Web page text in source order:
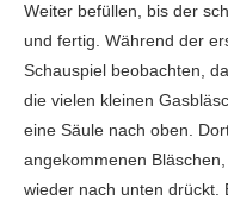
Weiter befüllen, bis der
und fertig. Während der
Schauspiel beobachten,
die vielen kleinen
eine Säule nach oben.
angekommenen
wieder nach unten drückt.